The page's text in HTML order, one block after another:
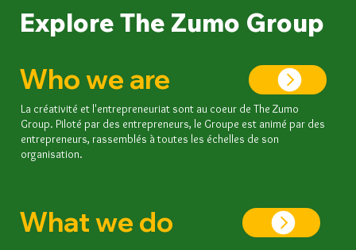
Explore The Zumo Group
Who we are
La créativité et l'entrepreneuriat sont au coeur de The Zumo
Group. Piloté par des entrepreneurs, le Groupe est animé par des
entrepreneurs, rassemblés à toutes les échelles de son
organisation.
What we do